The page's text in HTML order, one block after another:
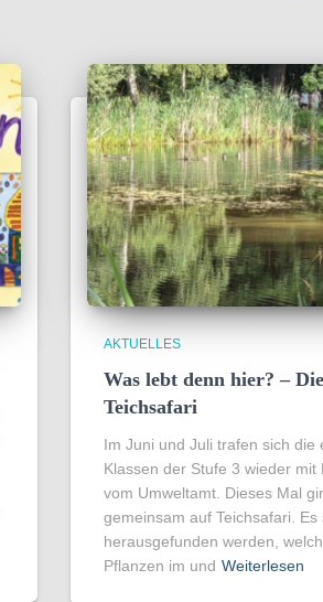
AKTUELLES
Was lebt denn hier? –
Teichsafari
Im Juni und Juli trafen sich die
Klassen der Stufe 3 wieder mit
vom Umweltamt. Dieses Mal
gemeinsam auf Teichsafari. Es
herausgefunden werden,
Pflanzen im und Weiterlesen